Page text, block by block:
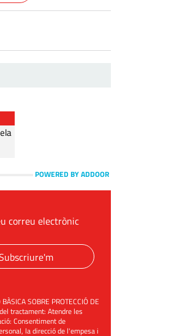
POWERED BY ADDOOR
correu electrònic
SOBRE PROTECCIÓ DE
tractament: Atendre les
Consentiment de
la direcció de l'empesa i